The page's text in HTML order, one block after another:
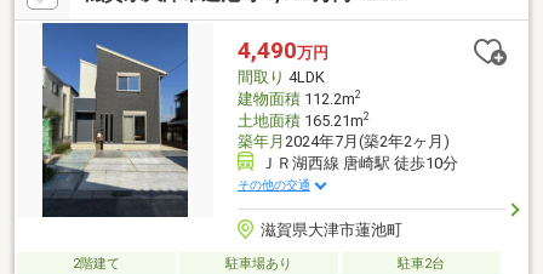
相談下さい。予算のご相談はもちろん、不動産購入にまつわる全
てを当社におまかせください。丁寧でわかりやすい説明で安心の
不動産購入をお約束いたします。4,490万円
間取り 4LDK
建物面積112.2m2
土地面積165.21m2
築年月 2024年7月(築2年2ヶ月)
ＪＲ湖西線 唐崎駅 徒歩10分
その他の交通
滋賀県大津市蓮池町
2階建て 駐車場あり
駐車2台